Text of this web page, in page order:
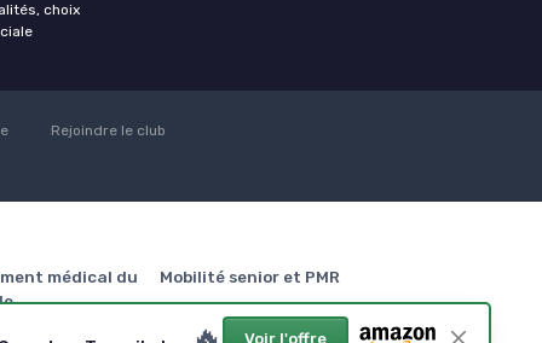
Voir l'offre
choix
Rejoindre le club
médical du
Mobilité senior et PMR
Meilleurs Marchepied avec
main courante